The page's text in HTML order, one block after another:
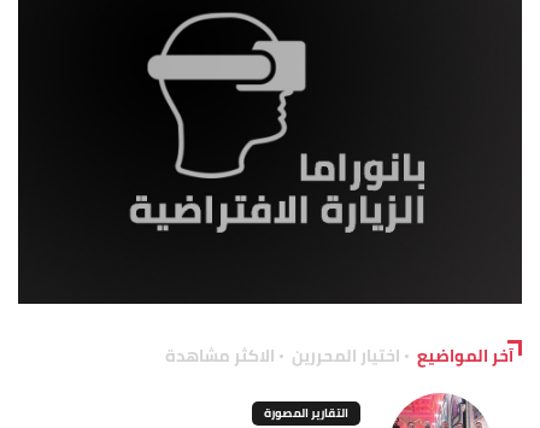
آخر المواضيع اختيار المحررين الاكثر مشاهدة
التقارير المصورة